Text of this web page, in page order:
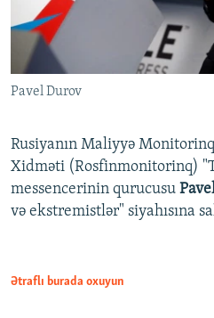
Pavel Durov
Rusiyanın Maliyyə
Xidməti (Rosfinmonitorinq)
messencerinin qurucusu
və ekstremistlər" siyahısına
Ətraflı burada oxuyun